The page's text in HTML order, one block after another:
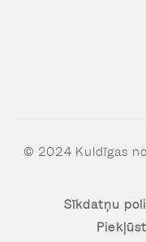
© 2024 Kuldīgas
Sīkdatņu